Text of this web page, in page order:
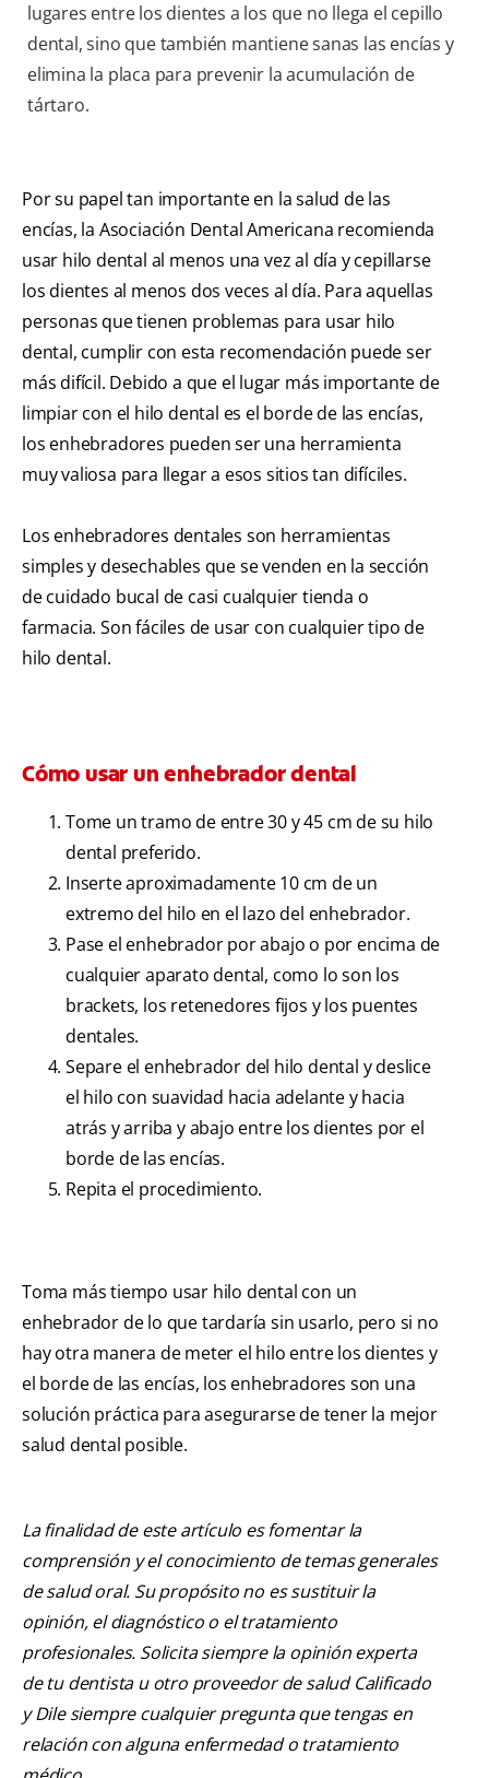
lugares entre los dientes a los que no llega el cepillo
dental, sino que también mantiene sanas las encías y
elimina la placa para prevenir la acumulación de
tártaro.
Por su papel tan importante en la salud de las
encías, la Asociación Dental Americana recomienda
usar hilo dental al menos una vez al día y cepillarse
los dientes al menos dos veces al día. Para aquellas
personas que tienen problemas para usar hilo
dental, cumplir con esta recomendación puede ser
más difícil. Debido a que el lugar más importante de
limpiar con el hilo dental es el borde de las encías,
los enhebradores pueden ser una herramienta
muy valiosa para llegar a esos sitios tan difíciles.
Los enhebradores dentales son herramientas
simples y desechables que se venden en la sección
de cuidado bucal de casi cualquier tienda o
farmacia. Son fáciles de usar con cualquier tipo de
hilo dental.
Cómo usar un enhebrador dental
Tome un tramo de entre 30 y 45 cm de su hilo
dental preferido.
Inserte aproximadamente 10 cm de un
extremo del hilo en el lazo del enhebrador.
Pase el enhebrador por abajo o por encima de
cualquier aparato dental, como lo son los
brackets, los retenedores fijos y los puentes
dentales.
Separe el enhebrador del hilo dental y deslice
el hilo con suavidad hacia adelante y hacia
atrás y arriba y abajo entre los dientes por el
borde de las encías.
Repita el procedimiento.
Toma más tiempo usar hilo dental con un
enhebrador de lo que tardaría sin usarlo, pero si no
hay otra manera de meter el hilo entre los dientes y
el borde de las encías, los enhebradores son una
solución práctica para asegurarse de tener la mejor
salud dental posible.
La finalidad de este artículo es fomentar la
comprensión y el conocimiento de temas generales
de salud oral. Su propósito no es sustituir la
opinión, el diagnóstico o el tratamiento
profesionales. Solicita siempre la opinión experta
de tu dentista u otro proveedor de salud Calificado
y Dile siempre cualquier pregunta que tengas en
relación con alguna enfermedad o tratamiento